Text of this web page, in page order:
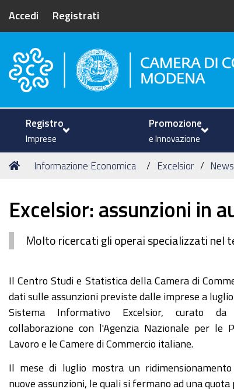
Accedi Registrati
Camera di Commercio di
Registro
Imprese
Promozione
e Innovazione
Tu
Home
Informazione Economica Excelsior News
Excelsior: assunzioni in
Molto ricercati gli operai specializzati nel
Il Centro Studi e Statistica della Camera di
dati sulle assunzioni previste dalle imprese a
Sistema Informativo Excelsior, curato da
collaborazione con l'Agenzia Nazionale per le
Lavoro e le Camere di Commercio italiane.
Il mese di luglio mostra un
nuove assunzioni, le quali si fermano ad una quota